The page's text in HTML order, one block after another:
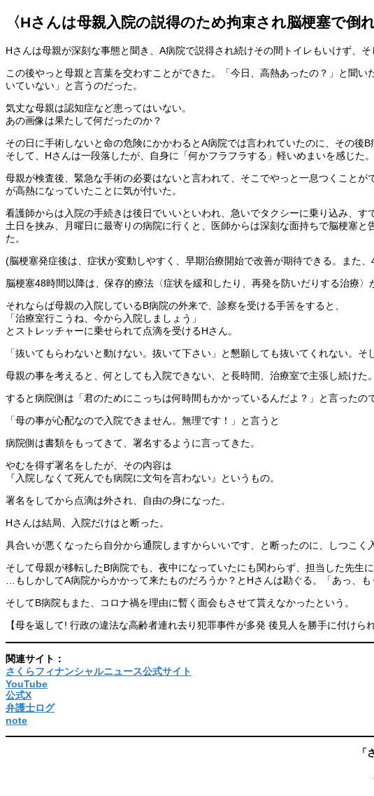
〈Hさんは母親入院の説得のため拘束され脳梗塞で倒
Hさんは母親が深刻な事態と聞き、A病院で説得され続けその間トイレもいけず、
この後やっと母親と言葉を交わすことができた。「今日、高熱あったの？」と聞
いていない」と言うのだった。
気丈な母親は認知症など患ってはいない。
あの画像は果たして何だったのか？
その日に手術しないと命の危険にかかわるとA病院では言われていたのに、その後
そして、Hさんは一段落したが、自身に「何かフラフラする」軽いめまいを感じた。
母親が検査後、緊急な手術の必要はないと言われて、そこでやっと一息つくこと
が高熱になっていたことに気が付いた。
看護師からは入院の手続きは後日でいいといわれ、急いでタクシーに乗り込み、
土日を挟み、月曜日に最寄りの病院に行くと、医師からは深刻な面持ちで脳梗塞
た。
(脳梗塞発症後は、症状が変動しやすく、早期治療開始で改善が期待できる。また
脳梗塞48時間以降は、保存的療法〈症状を緩和したり、再発を防いだりする治療
それならば母親の入院しているB病院の外来で、診察を受ける手筈をすると、
「治療室行こうね、今から入院しましょう」
とストレッチャーに乗せられて点滴を受けるHさん。
「抜いてもらわないと動けない。抜いて下さい」と懇願しても抜いてくれない。そ
母親の事を考えると、何としても入院できない、と長時間、治療室で主張し続けた。
すると病院側は「君のためにこっちは何時間もかかっているんだよ？」と言ったの
「母の事が心配なので入院できません。無理です！」と言うと
病院側は書類をもってきて、署名するように言ってきた。
やむを得ず署名をしたが、その内容は
『入院しなくて死んでも病院に文句を言わない』というもの。
署名をしてから点滴は外され、自由の身になった。
Hさんは結局、入院だけはと断った。
具合いが悪くなったら自分から通院しますからいいです、と断ったのに、しつこく
そして母親が移転したB病院でも、夜中になっていたにも関わらず、担当した先生
…もしかしてA病院からかかって来たものだろうか？とHさんは勘ぐる。「あっ、
そしてB病院もまた、コロナ禍を理由に暫く面会もさせて貰えなかったという。
【母を返して! 行政の違法な高齢者連れ去り犯罪事件が多発 後見人を勝手に付け
関連サイト：
さくらフィナンシャルニュース公式サイト
YouTube
公式X
弁護士ログ
note